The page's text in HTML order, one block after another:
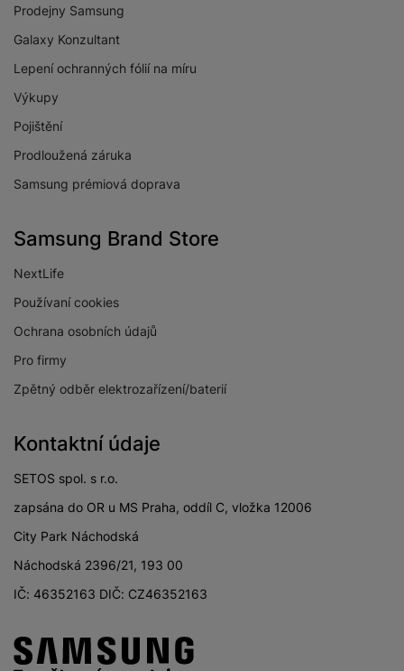
Prodejny Samsung
Galaxy Konzultant
Lepení ochranných fólií na míru
Výkupy
Pojištění
Prodloužená záruka
Samsung prémiová doprava
Samsung Brand Store
NextLife
Používaní cookies
Ochrana osobních údajů
Pro firmy
Zpětný odběr elektrozařízení/baterií
Kontaktní údaje
SETOS spol. s r.o.
zapsána do OR u MS Praha, oddíl C, vložka 12006
City Park Náchodská
Náchodská 2396/21, 193 00
IČ: 46352163 DIČ: CZ46352163